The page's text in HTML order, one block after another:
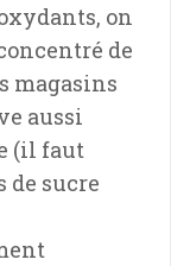
on
de
magasins
aussi
(il faut
de sucre